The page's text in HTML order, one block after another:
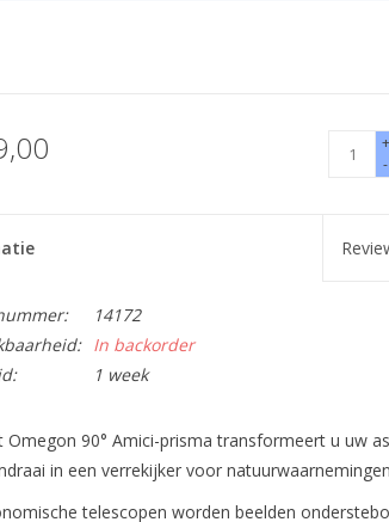
+
-
14172
In backorder
1 week
Omegon 90° Amici-prisma transformeert u uw
in een verrekijker voor natuurwaarnemingen
telescopen worden beelden